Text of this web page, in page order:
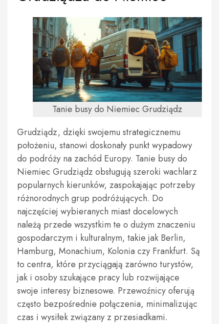
Tanie busy do Niemiec Grudziądz
Grudziądz, dzięki swojemu strategicznemu
położeniu, stanowi doskonały punkt wypadowy
do podróży na zachód Europy. Tanie busy do
Niemiec Grudziądz obsługują szeroki wachlarz
popularnych kierunków, zaspokajając potrzeby
różnorodnych grup podróżujących. Do
najczęściej wybieranych miast docelowych
należą przede wszystkim te o dużym znaczeniu
gospodarczym i kulturalnym, takie jak Berlin,
Hamburg, Monachium, Kolonia czy Frankfurt. Są
to centra, które przyciągają zarówno turystów,
jak i osoby szukające pracy lub rozwijające
swoje interesy biznesowe. Przewoźnicy oferują
często bezpośrednie połączenia, minimalizując
czas i wysiłek związany z przesiadkami.